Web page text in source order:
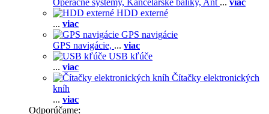
Operačné systémy, Kancelárske balíky, Ant ... viac
HDD externé
... viac
GPS navigácie
GPS navigácie, ... viac
USB kľúče
... viac
Čítačky elektronických
kníh
... viac
Odporúčame: